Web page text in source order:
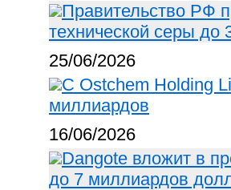
Правительство РФ
технической серы до
25/06/2026
С Ostchem Holding
миллиардов
16/06/2026
Dangote вложит в
до 7 миллиардов